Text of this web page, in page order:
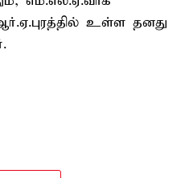
உள்ள தனது